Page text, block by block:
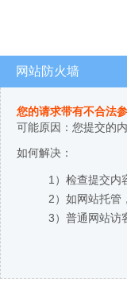
网站防火墙
您的请求带有不合法
可能原因：您提交的
如何解决：
1）检查提交内
2）如网站托管
3）普通网站访